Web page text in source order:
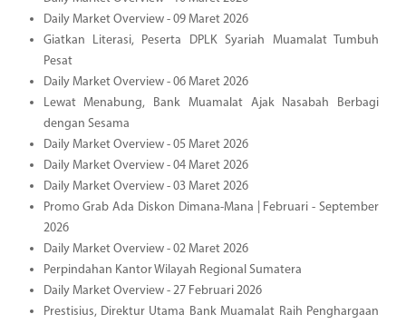
Daily Market Overview - 09 Maret 2026
Giatkan Literasi, Peserta DPLK Syariah Muamalat Tumbuh
Pesat
Daily Market Overview - 06 Maret 2026
Lewat Menabung, Bank Muamalat Ajak Nasabah Berbagi
dengan Sesama
Daily Market Overview - 05 Maret 2026
Daily Market Overview - 04 Maret 2026
Daily Market Overview - 03 Maret 2026
Promo Grab Ada Diskon Dimana-Mana | Februari - September
2026
Daily Market Overview - 02 Maret 2026
Perpindahan Kantor Wilayah Regional Sumatera
Daily Market Overview - 27 Februari 2026
Prestisius, Direktur Utama Bank Muamalat Raih Penghargaan